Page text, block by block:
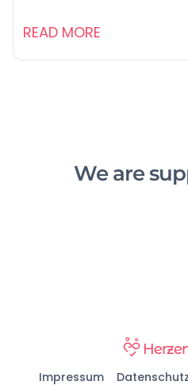
READ MORE
We are
Impressum Datenschutz